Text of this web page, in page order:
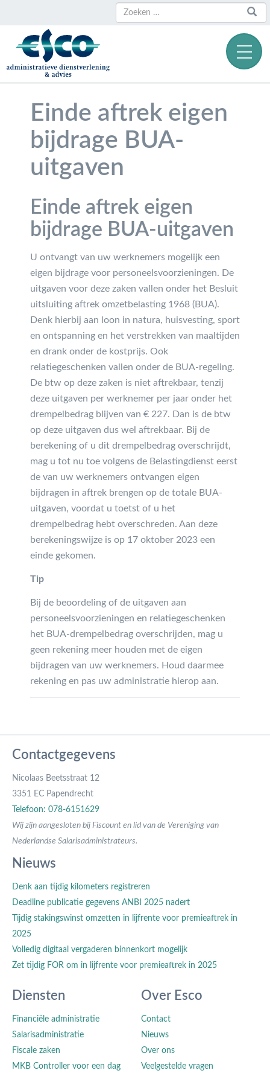
Zoeken
Zoeken
naar:
Einde aftrek eigen
bijdrage BUA-
uitgaven
Einde aftrek eigen
bijdrage BUA-uitgaven
U ontvangt van uw werknemers mogelijk een
eigen bijdrage voor personeelsvoorzieningen. De
uitgaven voor deze zaken vallen onder het Besluit
uitsluiting aftrek omzetbelasting 1968 (BUA).
Denk hierbij aan loon in natura, huisvesting, sport
en ontspanning en het verstrekken van maaltijden
en drank onder de kostprijs. Ook
relatiegeschenken vallen onder de BUA-regeling.
De btw op deze zaken is niet aftrekbaar, tenzij
deze uitgaven per werknemer per jaar onder het
drempelbedrag blijven van € 227. Dan is de btw
op deze uitgaven dus wel aftrekbaar. Bij de
berekening of u dit drempelbedrag overschrijdt,
mag u tot nu toe volgens de Belastingdienst eerst
de van uw werknemers ontvangen eigen
bijdragen in aftrek brengen op de totale BUA-
uitgaven, voordat u toetst of u het
drempelbedrag hebt overschreden. Aan deze
berekeningswijze is op 17 oktober 2023 een
einde gekomen.
Tip
Bij de beoordeling of de uitgaven aan
personeelsvoorzieningen en relatiegeschenken
het BUA-drempelbedrag overschrijden, mag u
geen rekening meer houden met de eigen
bijdragen van uw werknemers. Houd daarmee
rekening en pas uw administratie hierop aan.
Contactgegevens
Nicolaas Beetsstraat 12
3351 EC Papendrecht
Telefoon: 078-6151629
Wij zijn aangesloten bij Fiscount en lid van de Vereniging van
Nederlandse Salarisadministrateurs.
Nieuws
Denk aan tijdig kilometers registreren
Deadline publicatie gegevens ANBI 2025 nadert
Tijdig stakingswinst omzetten in lijfrente voor premieaftrek in
2025
Volledig digitaal vergaderen binnenkort mogelijk
Zet tijdig FOR om in lijfrente voor premieaftrek in 2025
Diensten
Financiële administratie
Salarisadministratie
Fiscale zaken
MKB Controller voor een dag
Over Esco
Contact
Nieuws
Over ons
Veelgestelde vragen